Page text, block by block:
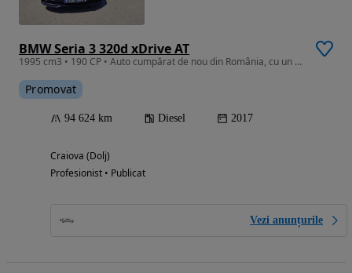
BMW Seria 3 320d xDrive AT
1995 cm3 • 190 CP • Auto cumpărat de nou din România, cu un singur proprietar.
Promovat
94 624 km Diesel 2017
Craiova (Dolj)
Profesionist • Publicat
Vezi anunțurile